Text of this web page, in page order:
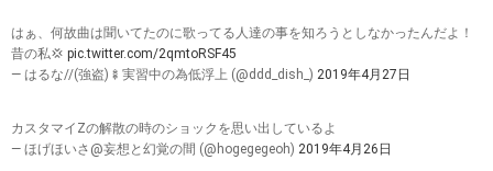
はぁ、何故曲は聞いてたのに歌ってる人達の事を知ろうとしなかったんだよ！
昔の私💢 pic.twitter.com/2qmtoRSF45
— はるな//(強盗)🍢実習中の為低浮上 (@ddd_dish_) 2019年4月27日
カスタマイZの解散の時のショックを思い出しているよ
— ほげほいさ@妄想と幻覚の間 (@hogegegeoh) 2019年4月26日